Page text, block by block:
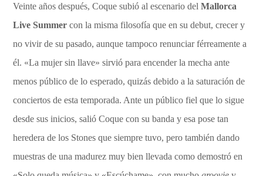
Veinte años después, Coque subió al escenario delMallorca
Live Summer con la misma filosofía que en su debut, crecer y
no vivir de su pasado, aunque tampoco renunciar férreamente a
él. «La mujer sin llave» sirvió para encender la mecha ante
menos público de lo esperado, quizás debido a la saturación de
conciertos de esta temporada. Ante un público fiel que lo sigue
desde sus inicios, salió Coque con su banda y esa pose tan
heredera de los Stones que siempre tuvo, pero también dando
muestras de una madurez muy bien llevada como demostró en